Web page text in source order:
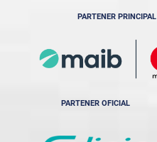
PARTENER PRINCIPAL
PARTENER OFICIAL